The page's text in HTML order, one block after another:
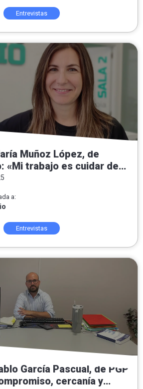
Entrevistas
Muñoz López, de
«Mi trabajo es cuidar de
equipo y de un proyecto
a:
Entrevistas
García Pascual, de PGP
cercanía y